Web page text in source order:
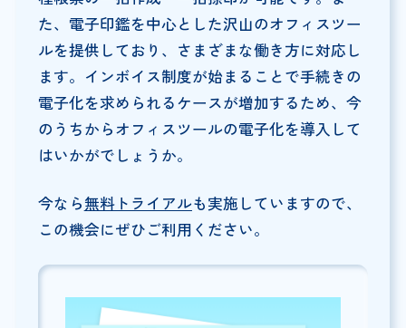
た、電子印鑑を中心とした沢山のオフィスツー
ルを提供しており、さまざまな働き方に対応し
ます。インボイス制度が始まることで手続きの
電子化を求められるケースが増加するため、今
のうちからオフィスツールの電子化を導入して
はいかがでしょうか。
今なら無料トライアルも実施していますので、
この機会にぜひご利用ください。